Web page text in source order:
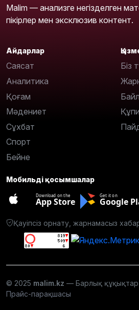
Malim — анализге негізделген
пікірлер мен эксклюзив контент.
Айдарлар
Саясат
Аналитика
Қоғам
Мәдениет
Сұхбат
Спорт
Бейне
Біз
Мобильді қосымшалар
Download on the
App Store
Get it on
Google
Қауіпсіз орнату, жарнамасыз
© 2025 malim.kz — Барлық құқықтар
Прайс-парақшасы